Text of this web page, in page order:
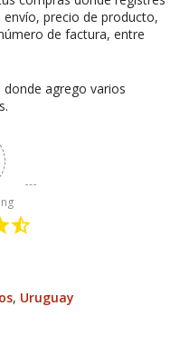
precio de producto,
de factura, entre
donde agrego varios
, Uruguay